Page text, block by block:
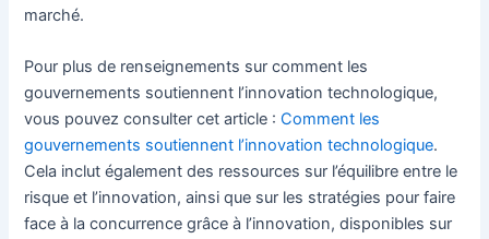
marché.
Pour plus de renseignements sur comment les
gouvernements soutiennent l’innovation technologique,
vous pouvez consulter cet article :Comment les
gouvernements soutiennent l’innovation technologique.
Cela inclut également des ressources sur l’équilibre entre le
risque et l’innovation, ainsi que sur les stratégies pour faire
face à la concurrence grâce à l’innovation, disponibles sur